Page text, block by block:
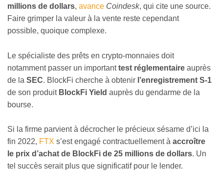
millions de dollars, avance Coindesk, qui cite une source.
Faire grimper la valeur à la vente reste cependant
possible, quoique complexe.
Le spécialiste des prêts en crypto-monnaies doit
notamment passer un importanttest réglementaire auprès
de la SEC. BlockFi cherche à obtenir l’enregistrement S-1
de son produit BlockFi Yield auprès du gendarme de la
bourse.
Si la firme parvient à décrocher le précieux sésame d’ici la
fin 2022, FTX s’est engagé contractuellement à accroître
le prix d’achat de BlockFi de 25 millions de dollars. Un
tel succès serait plus que significatif pour le lender.